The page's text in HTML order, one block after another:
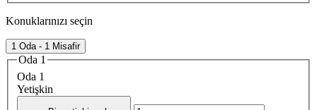
Konuklarınızı seçin
1 Oda - 1 Misafir
Oda 1
Oda 1
Yetişkin